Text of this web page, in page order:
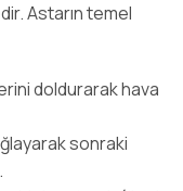
Astarın temel
doldurarak hava
sonraki